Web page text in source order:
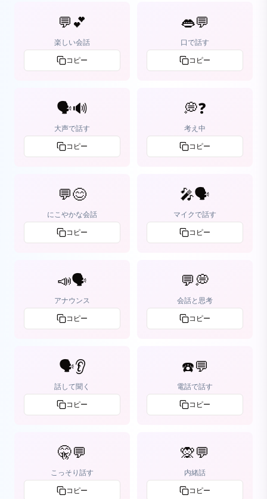
💬💕
楽しい会話
コピー
👄💬
口で話す
コピー
🗣️🔊
大声で話す
コピー
💭❓
考え中
コピー
💬😊
にこやかな会話
コピー
🎤🗣️
マイクで話す
コピー
📣🗣️
アナウンス
コピー
💬💭
会話と思考
コピー
🗣️👂
話して聞く
コピー
☎️💬
電話で話す
コピー
🤫💬
こっそり話す
コピー
🙊💬
内緒話
コピー